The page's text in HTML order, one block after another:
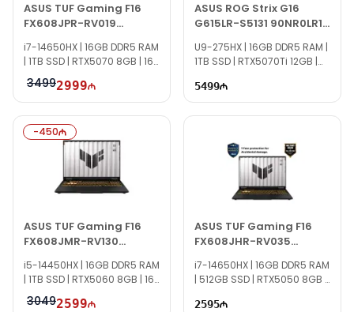
ASUS TUF Gaming F16
FX608JPR-RV019
90NR0NG1-M00350
i7-14650HX | 16GB DDR5 RAM
| 1TB SSD | RTX5070 8GB | 16"
WUXGA | 165Hz
34992999
ASUS ROG Strix G16
G615LR-S5131 90NR0LR1-
U9-275HX | 16GB DDR5 RAM |
1TB SSD | RTX5070Ti 12GB |
5499
-450
ASUS TUF Gaming F16
FX608JMR-RV130
90NR0NB1-M007D0
i5-14450HX | 16GB DDR5 RAM
| 1TB SSD | RTX5060 8GB | 16"
WUXGA | 165Hz
30492599
ASUS TUF Gaming F16
FX608JHR-RV035
90NR0NA1-M003C0
i7-14650HX | 16GB DDR5 RAM
| 512GB SSD | RTX5050 8GB |
2595